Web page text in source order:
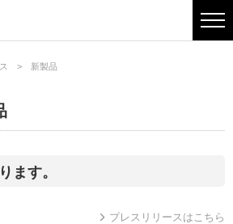
新製品
ます。
プレスリリースはこちら